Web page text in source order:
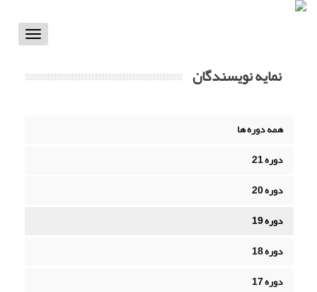
Toggle
نمایه نویسندگان
همه دوره ها
دوره 21
دوره 20
دوره 19
دوره 18
دوره 17